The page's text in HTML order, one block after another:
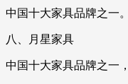
中国十大家具品牌之一。
八、月星家具
中国十大家具品牌之一